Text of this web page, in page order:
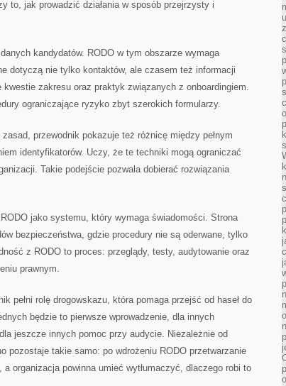
to, jak prowadzić działania w sposób przejrzysty i
kandydatów. RODO w tym obszarze wymaga
dotyczą nie tylko kontaktów, ale czasem też informacji
zakresu oraz praktyk związanych z onboardingiem.
ograniczające ryzyko zbyt szerokich formularzy.
przewodnik pokazuje też różnicę między pełnym
identyfikatorów. Uczy, że te techniki mogą ograniczać
Takie podejście pozwala dobierać rozwiązania
jako systemu, który wymaga świadomości. Strona
bezpieczeństwa, gdzie procedury nie są oderwane, tylko
z RODO to proces: przeglądy, testy, audytowanie oraz
prawnym.
pełni rolę drogowskazu, która pomaga przejść od haseł do
będzie to pierwsze wprowadzenie, dla innych
jeszcze innych pomoc przy audycie. Niezależnie od
pozostaje takie samo: po wdrożeniu RODO przetwarzanie
organizacja powinna umieć wytłumaczyć, dlaczego robi to